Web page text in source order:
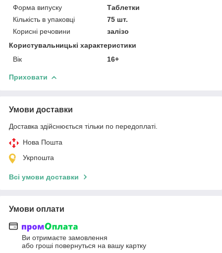
Форма випуску
Таблетки
Кількість в упаковці
75 шт.
Корисні речовини
залізо
Користувальницькі характеристики
Вік
16+
Приховати
Умови доставки
Доставка здійснюється тільки по передоплаті.
Нова Пошта
Укрпошта
Всі умови доставки
Умови оплати
Ви отримаєте замовлення
або гроші повернуться на вашу картку